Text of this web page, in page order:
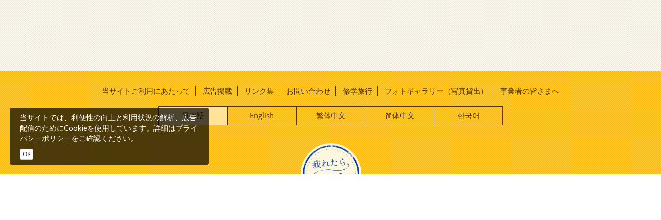
当サイトご利用にあたって 広告掲載 リンク集 お問い合わせ 修学旅行 フォトギャラリー（写真貸出） 事業者の皆さまへ
日本語 English 繁体中文 简体中文 한국어
当サイトでは、利便性の向上と利用状況の解析、広告
配信のためにCookieを使用しています。詳細はプライ
バシーポリシーをご確認ください。
OK